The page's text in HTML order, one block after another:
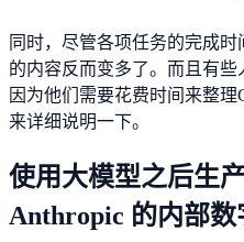
同时，尽管各项任务的完成
的内容反而变多了。而且有些
因为他们需要花费时间来整理
来详细说明一下。
使用大模型之后生
Anthropic 的内部